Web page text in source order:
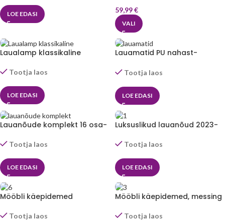
LOE EDASI 59,99€
VALI
Laualamp klassikaline
Tootja laos
LOE EDASI
Lauamatid PU nahast-
Tootja laos
LOE EDASI
Lauanõude komplekt 16 osa-
Tootja laos
LOE EDASI
Luksuslikud lauanõud 2023-
Tootja laos
LOE EDASI
Mööbli käepidemed
Tootja laos
Mööbli käepidemed, messing
Tootja laos